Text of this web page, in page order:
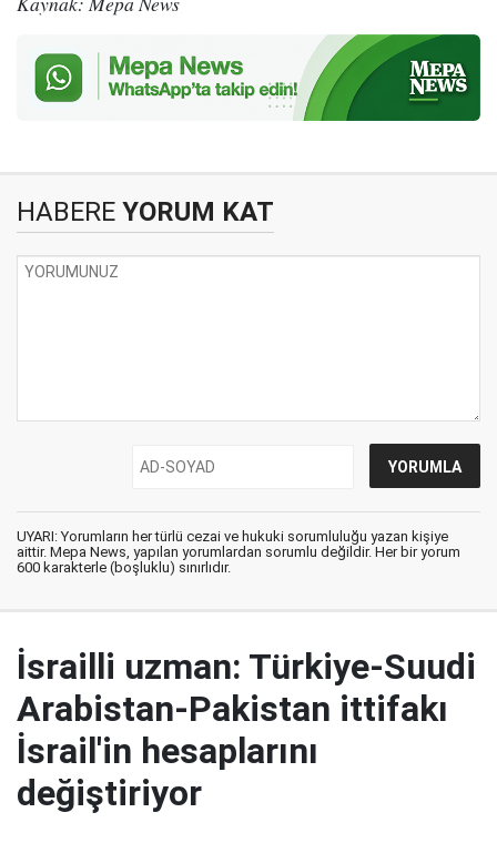
HABERE YORUM KAT
UYARI: Yorumların her türlü cezai ve hukuki sorumluluğu yazan kişiye
aittir. Mepa News, yapılan yorumlardan sorumlu değildir. Her bir yorum
600 karakterle (boşluklu) sınırlıdır.
İsrailli uzman: Türkiye-Suudi
Arabistan-Pakistan ittifakı
İsrail'in hesaplarını
değiştiriyor